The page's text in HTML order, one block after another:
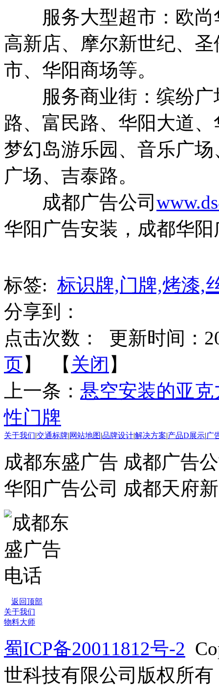
服务大型超市：欧尚
高新店、摩尔新世纪、
市、华阳商场等。
服务商业街：缤纷广
路、富民路、华阳大道
梦幻岛游乐园、音乐广
广场、吉泰路。
成都广告公司
华阳广告安装，成都华
标签: 标识牌,门牌,烤漆,
分享到：
点击次数：
更新时间：
页】 【 关闭 】
上一条： 悬空安装的亚
性门牌
关于我们|交通标牌|网站地图|品牌设计|解决方案|产品D展示|广
成都东盛广告 成都广告
华阳广告公司 成都天府
返回顶部
关于我们
物料大师
蜀ICP备20011812号-2
世科技有限公司版权所有